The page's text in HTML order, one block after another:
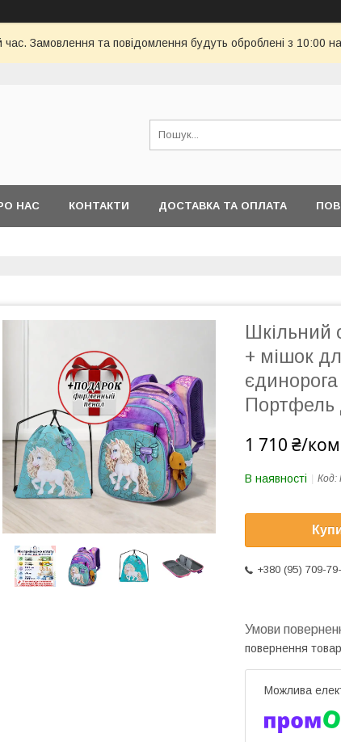
час. Замовлення та повідомлення будуть оброблені з 10:00
НАС КОНТАКТИ ДОСТАВКА ТА ОПЛАТА
Шкільний
+ мішок
Портфель
1 710 ₴/
В наявності Код:
+380 (95) 709-
повернення